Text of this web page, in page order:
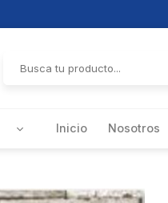
por:
Inicio Nosotros